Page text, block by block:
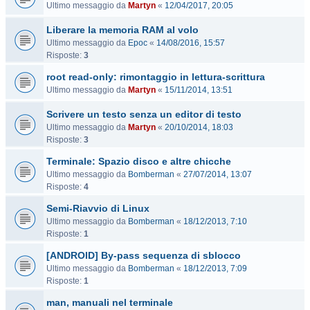
Ultimo messaggio da Martyn « 12/04/2017, 20:05
Liberare la memoria RAM al volo
Ultimo messaggio da Epoc « 14/08/2016, 15:57
Risposte: 3
root read-only: rimontaggio in lettura-scrittura
Ultimo messaggio da Martyn « 15/11/2014, 13:51
Scrivere un testo senza un editor di testo
Ultimo messaggio da Martyn « 20/10/2014, 18:03
Risposte: 3
Terminale: Spazio disco e altre chicche
Ultimo messaggio da Bomberman « 27/07/2014, 13:07
Risposte: 4
Semi-Riavvio di Linux
Ultimo messaggio da Bomberman « 18/12/2013, 7:10
Risposte: 1
[ANDROID] By-pass sequenza di sblocco
Ultimo messaggio da Bomberman « 18/12/2013, 7:09
Risposte: 1
man, manuali nel terminale